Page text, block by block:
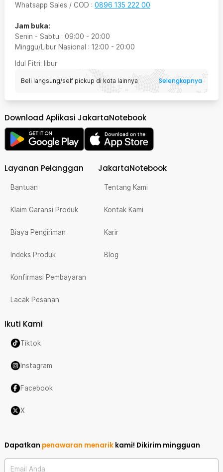
Whatsapp Sales / COD : 0896 135 222 00
Jam buka:
Senin - Sabtu : 09:00 - 20:00
Minggu/Libur Nasional : 12:00 - 20:00
Idul Fitri: libur
Beli langsung/self pickup di kota lainnya Selengkapnya
Download Aplikasi JakartaNotebook
Layanan Pelanggan
Bantuan
Klaim Garansi Produk
Biaya Pengiriman
Indeks Produk
Konfirmasi Pembayaran
Lacak Pesanan
JakartaNotebook
Tentang Kami
Kontak Kami
Karir
Blog
Ikuti Kami
Tiktok
Instagram
Facebook
X
Dapatkan penawaran menarik kami! Dikirim mingguan
Email Anda